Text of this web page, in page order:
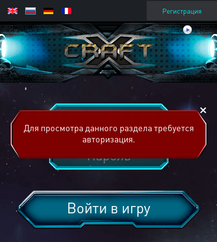
Регистрация
Войти в игру
Для просмотра данного раздела требуется
авторизация.